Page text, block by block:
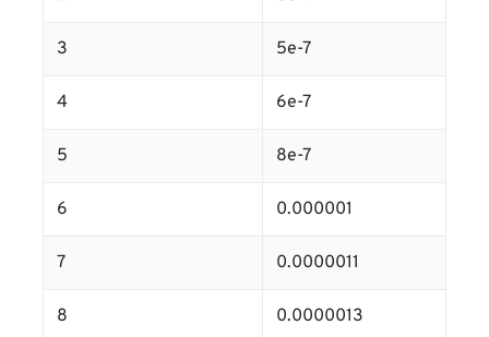
3 5e-7
4 6e-7
5 8e-7
6 0.000001
7 0.0000011
8 0.0000013